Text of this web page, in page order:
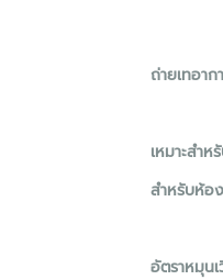
ถ่ายเทอา
เหมาะสำ
สำหรับห้อ
อัตราหมุน